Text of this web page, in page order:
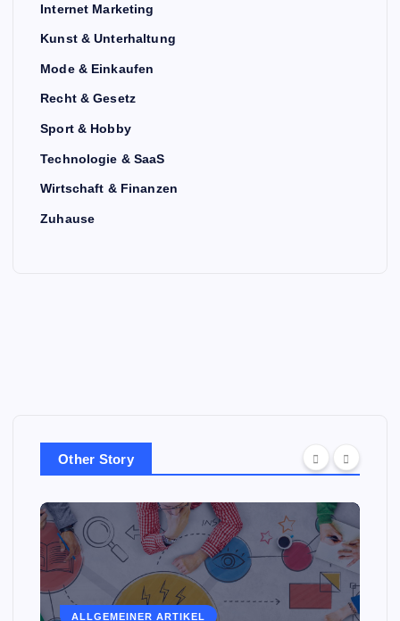
Internet Marketing
Kunst & Unterhaltung
Mode & Einkaufen
Recht & Gesetz
Sport & Hobby
Technologie & SaaS
Wirtschaft & Finanzen
Zuhause
Other Story
ALLGEMEINER ARTIKEL